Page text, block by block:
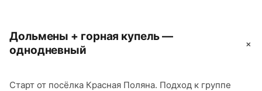
Дольмены + горная купель —
однодневный
+
Старт от посёлка Красная Поляна. Подход к группе